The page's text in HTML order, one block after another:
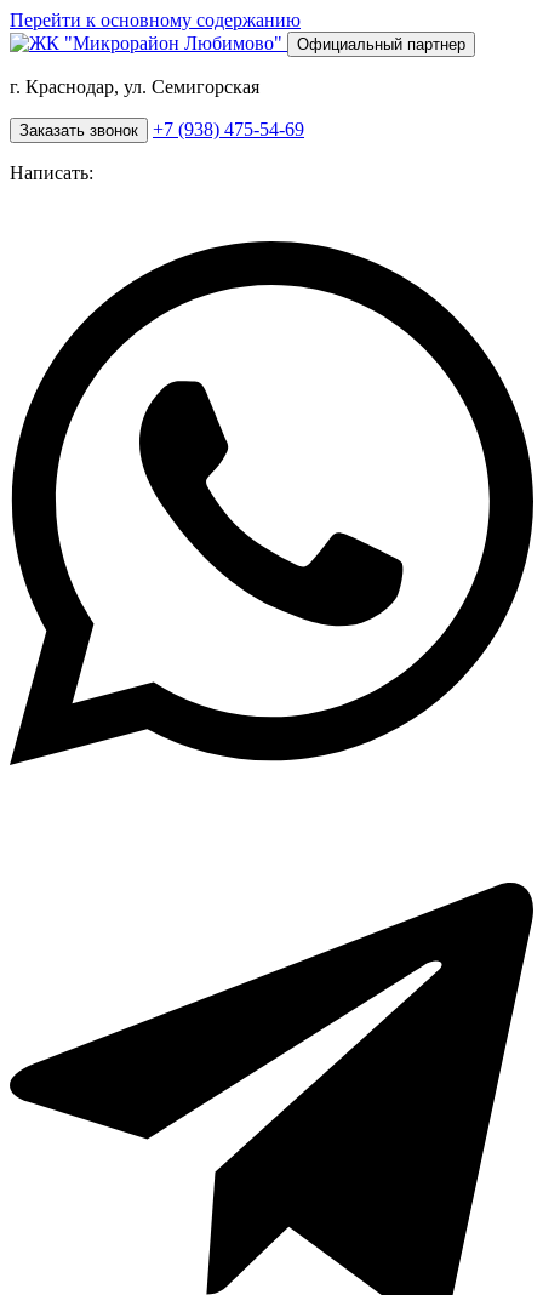
Перейти к основному содержанию
Официальный партнер
г. Краснодар, ул. Семигорская
Заказать звонок +7 (938) 475-54-69
Написать: